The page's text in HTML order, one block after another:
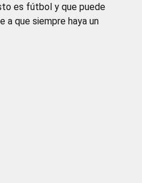
es fútbol y que puede
a que siempre haya un